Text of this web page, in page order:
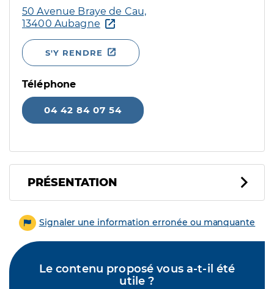
50 Avenue Braye de Cau,
13400 Aubagne
S'Y RENDRE
Téléphone
04 42 84 07 54
PRÉSENTATION
Signaler une information erronée ou manquante
Le contenu proposé vous a-t-il été
utile ?